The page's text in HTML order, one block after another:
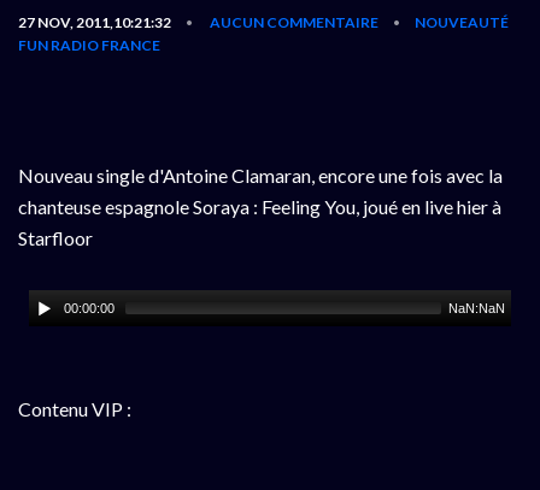
27 NOV, 2011,10:21:32 • AUCUN COMMENTAIRE •
NOUVEAUTÉ
FUN RADIO FRANCE
Nouveau single d'Antoine Clamaran, encore une fois avec la
chanteuse espagnole Soraya : Feeling You, joué en live hier à
Starfloor
00:00:00 NaN:NaN
Contenu VIP :